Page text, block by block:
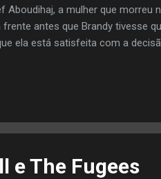
Aboudihaj, a mulher que morreu
antes que Brandy tivesse
ela está satisfeita com a
2006 , disse Berk via comunicado.
e The Fugees